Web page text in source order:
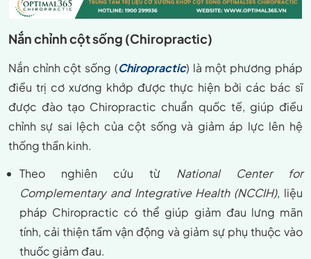
Nắn chỉnh cột sống (Chiropractic)
Nắn chỉnh cột sống (Chiropractic) là một phương pháp
điều trị cơ xương khớp được thực hiện bởi các bác sĩ
được đào tạo Chiropractic chuẩn quốc tế, giúp điều
chỉnh sự sai lệch của cột sống và giảm áp lực lên hệ
thống thần kinh.
Theo nghiên cứu từ National Center for
Complementary and Integrative Health (NCCIH), liệu
pháp Chiropractic có thể giúp giảm đau lưng mãn
tính, cải thiện tầm vận động và giảm sự phụ thuộc vào
thuốc giảm đau.